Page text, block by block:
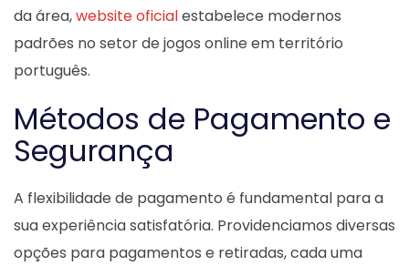
da área,website oficialestabelece modernos
padrões no setor de jogos online em território
português.
Métodos de Pagamento e
Segurança
A flexibilidade de pagamento é fundamental para a
sua experiência satisfatória. Providenciamos diversas
opções para pagamentos e retiradas, cada uma